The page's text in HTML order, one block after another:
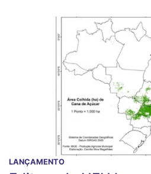
LANÇAMENTO